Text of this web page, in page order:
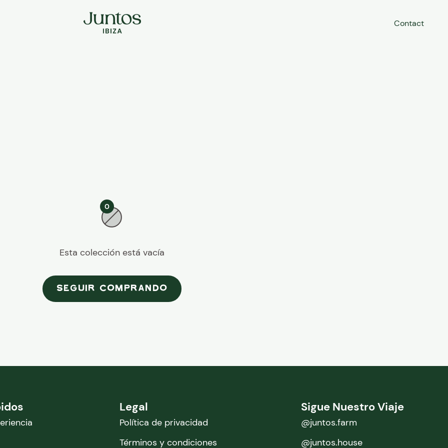
Juntos Ibiza Contact
0
Esta colección está vacía
SEGUIR COMPRANDO
Legal
Política de privacidad
Términos y condiciones
Sigue Nuestro Viaje
@juntos.farm
@juntos.house